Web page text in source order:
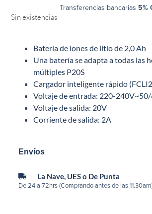
Transferencias bancarias 5%
Sin existencias
Batería de iones de litio de 2,0 Ah
Una batería se adapta a todas las
múltiples P20S
Cargador inteligente rápido
Voltaje de entrada: 220-
Voltaje de salida: 20V
Corriente de salida: 2A
Envíos
La Nave, UES o De Punta
De 24 a 72hrs (Comprando antes de las